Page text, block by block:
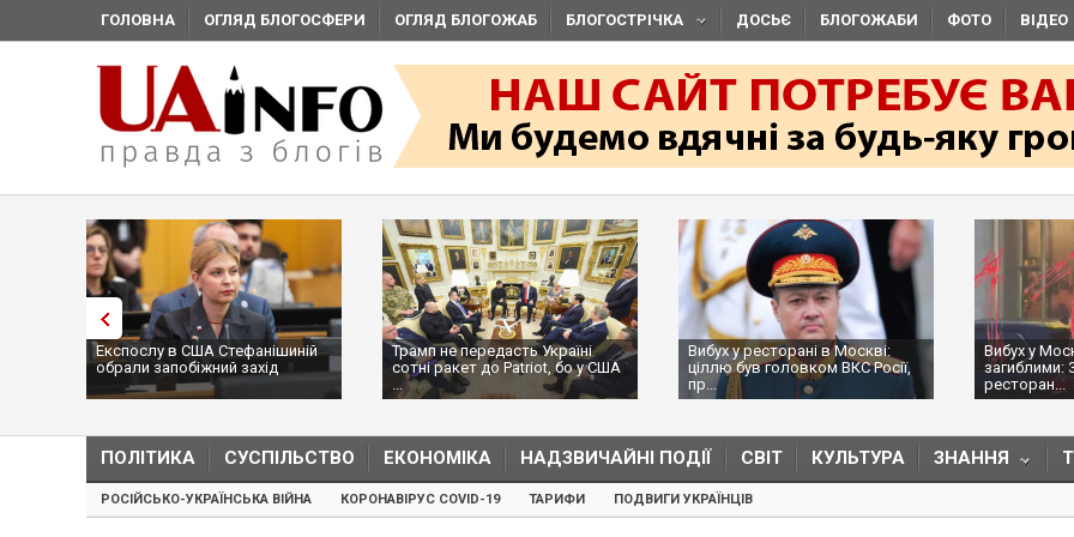
ГОЛОВНА ОГЛЯД БЛОГОСФЕРИ ОГЛЯД БЛОГОЖАБ БЛОГОСТРІЧКА ДОСЬЄ БЛОГОЖАБИ ФОТО ВІДЕО
Експослу в США Стефанішиній
обрали запобіжний захід
Трамп не передасть Україні
сотні ракет до Patriot, бо у США
...
Вибух у ресторані в Москві:
ціллю був головком ВКС Росії,
пр...
Вибух у
загиблими:
ресторан...
ПОЛІТИКА СУСПІЛЬСТВО ЕКОНОМІКА НАДЗВИЧАЙНІ ПОДІЇ СВІТ КУЛЬТУРА ЗНАННЯ
РОСІЙСЬКО-УКРАЇНСЬКА ВІЙНА КОРОНАВІРУС COVID-19 ТАРИФИ ПОДВИГИ УКРАЇНЦІВ